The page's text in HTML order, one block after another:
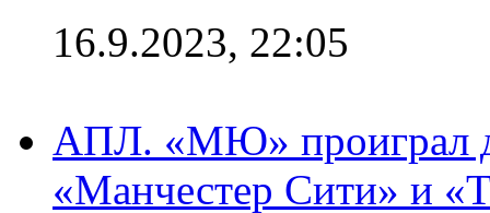
16.9.2023, 22:05
АПЛ. «МЮ» проиграл
«Манчестер Сити» и